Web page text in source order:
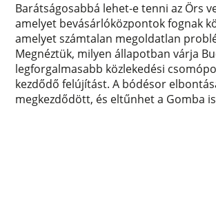
Barátságosabbá lehet-e tenni az Örs
amelyet bevásárlóközpontok fognak
amelyet számtalan megoldatlan
Megnéztük, milyen állapotban várja
legforgalmasabb közlekedési
kezdődő felújítást. A bódésor
megkezdődött, és eltűnhet a Gomba